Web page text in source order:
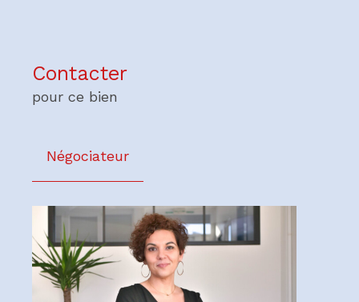
Contacter
pour ce bien
Négociateur